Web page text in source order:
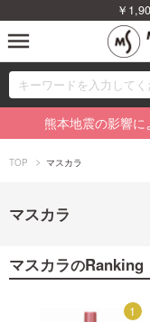
￥
menu
00 ブランドから探す
カテゴリから探す
特集から探す
熊本地震の影響
TOP マスカラ
マスカラ
マスカラのRanking
1